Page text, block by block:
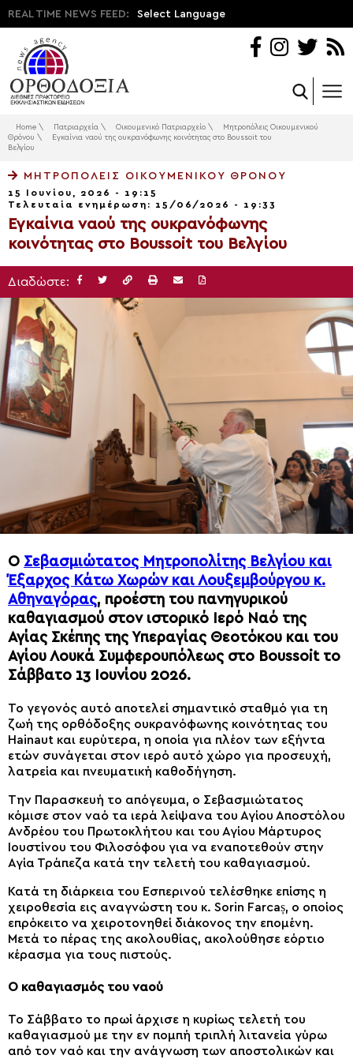
REAL TIME NEWS FEED: Select Language
Home \ Πατριαρχεία \ Οικουμενικό Πατριαρχείο \
Μητροπόλεις Οικουμενικού
Θρόνου \
Εγκαίνια ναού της ουκρανόφωνης κοινότητας στο Boussoit του
Βελγίου
ΜΗΤΡΟΠΌΛΕΙΣ ΟΙΚΟΥΜΕΝΙΚΟΎ ΘΡΌΝΟΥ
15 Ιουνίου, 2026 - 19:15
Τελευταία ενημέρωση: 15/06/2026 - 19:33
Εγκαίνια ναού της ουκρανόφωνης
κοινότητας στο Boussoit του Βελγίου
Διαδώστε:
Ο Σεβασμιώτατος Μητροπολίτης Βελγίου και
Έξαρχος Κάτω Χωρών και Λουξεμβούργου κ.
Αθηναγόρας, προέστη του πανηγυρικού
καθαγιασμού στον ιστορικό Ιερό Ναό της
Αγίας Σκέπης της Υπεραγίας Θεοτόκου και του
Αγίου Λουκά Συμφερουπόλεως στο Boussoit το
Σάββατο 13 Ιουνίου 2026.
Το γεγονός αυτό αποτελεί σημαντικό σταθμό για τη
ζωή της ορθόδοξης ουκρανόφωνης κοινότητας του
Hainaut και ευρύτερα, η οποία για πλέον των εξήντα
ετών συνάγεται στον ιερό αυτό χώρο για προσευχή,
λατρεία και πνευματική καθοδήγηση.
Την Παρασκευή το απόγευμα, ο Σεβασμιώτατος
κόμισε στον ναό τα ιερά λείψανα του Αγίου Αποστόλου
Ανδρέου του Πρωτοκλήτου και του Αγίου Μάρτυρος
Ιουστίνου του Φιλοσόφου για να εναποτεθούν στην
Αγία Τράπεζα κατά την τελετή του καθαγιασμού.
Κατά τη διάρκεια του Εσπερινού τελέσθηκε επίσης η
χειροθεσία εις αναγνώστη του κ. Sorin Farcaș, ο οποίος
επρόκειτο να χειροτονηθεί διάκονος την επομένη.
Μετά το πέρας της ακολουθίας, ακολούθησε εόρτιο
κέρασμα για τους πιστούς.
Ο καθαγιασμός του ναού
Το Σάββατο το πρωί άρχισε η κυρίως τελετή του
καθαγιασμού με την εν πομπή τριπλή λιτανεία γύρω
από τον ναό και την ανάγνωση των αποστολικών και